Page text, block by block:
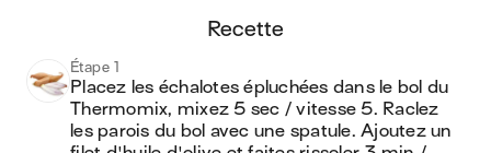
recette
Étape 1
Placez les échalotes épluchées dans le bol du
Thermomix, mixez 5 sec / vitesse 5. Raclez
les parois du bol avec une spatule. Ajoutez un